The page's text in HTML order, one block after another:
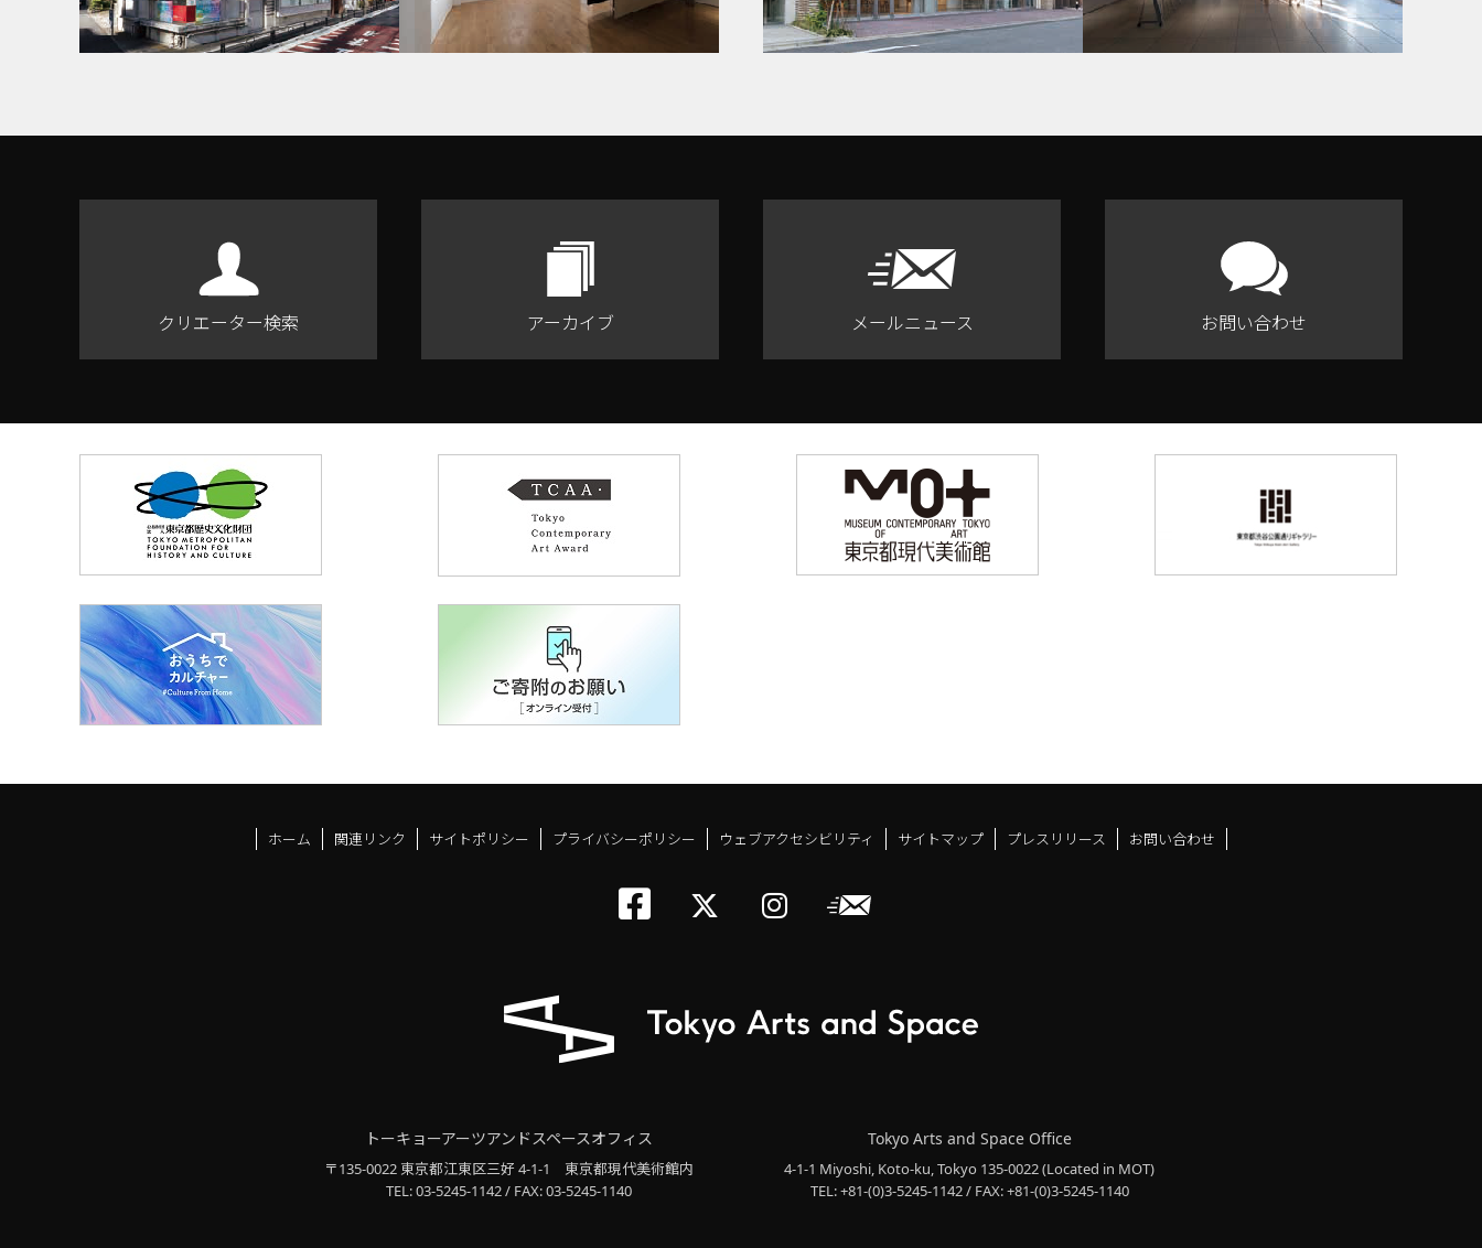
クリエーター検索 アーカイブ メールニュース お問い合わせ
ホーム 関連リンク サイトポリシー プライバシーポリシー ウェブアクセシビリティ サイトマップ プレスリリース お問い合わせ
トーキョーアーツアンドスペースfacebook
メールニュース
トーキョーアーツアンドスペースオフィス
〒135-0022 東京都江東区三好 4-1-1 東京都現代美術館内
TEL: 03-5245-1142 / FAX: 03-5245-1140
Tokyo Arts and Space Office
4-1-1 Miyoshi, Koto-ku, Tokyo 135-0022(Located in MOT)
TEL: +81-(0)3-5245-1142 / FAX: +81-(0)3-5245-1140